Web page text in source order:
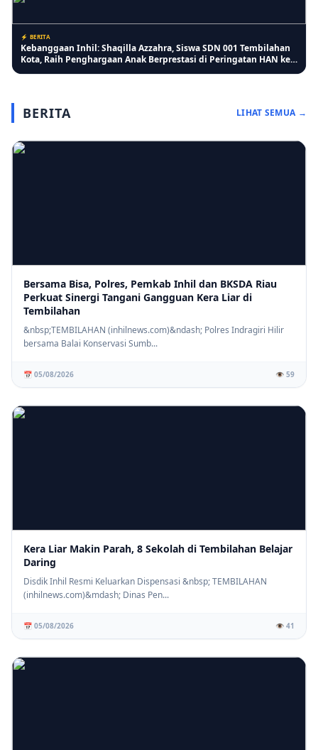
⚡ BERITA
Kebanggaan Inhil: Shaqilla Azzahra, Siswa SDN 001 Tembilahan
Kota, Raih Penghargaan Anak Berprestasi di Peringatan HAN ke-
Pertumbuhan Jagung Membaik, Bhabinkamtibmas Pelangiran
Pastikan Perawatan Lahan Warga Berjalan Optimal
⚡ PENDIDIKAN
SD IT Tunas Harapan Gelar Sosialisasi Stop Bullying, Bangun
Karakter Siswa yang Peduli dan Berempati
BERITA LIHAT SEMUA →
Bersama Bisa, Polres, Pemkab Inhil dan BKSDA Riau
Perkuat Sinergi Tangani Gangguan Kera Liar di
Tembilahan
&nbsp;TEMBILAHAN (inhilnews.com)&ndash; Polres Indragiri Hilir
bersama Balai Konservasi Sumb...
📅 05/08/2026 👁️ 59
Kera Liar Makin Parah, 8 Sekolah di Tembilahan Belajar
Daring
Disdik Inhil Resmi Keluarkan Dispensasi &nbsp; TEMBILAHAN
(inhilnews.com)&mdash; Dinas Pen...
📅 05/08/2026 👁️ 41